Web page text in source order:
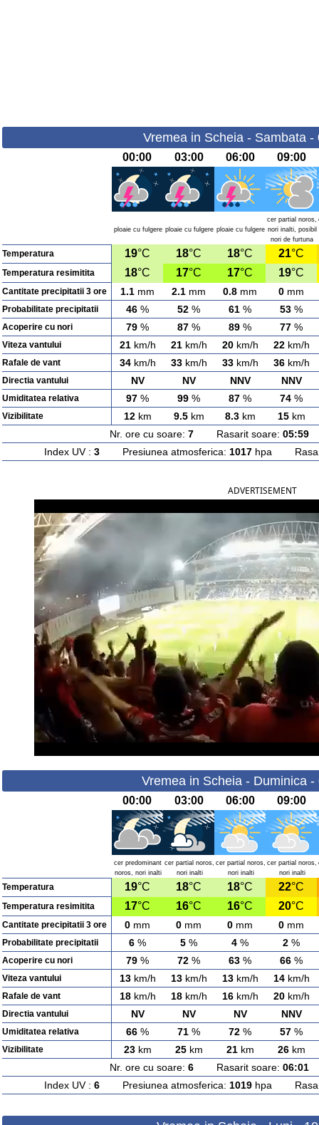
Vremea in Scheia - Sambata -
00:00 03:00 06:00 09:00
ploaie cu fulgere ploaie cu fulgere ploaie cu fulgere
cer partial noros,
nori inalti, posibil
nori de furtuna
Temperatura 19°C 18°C 18°C 21°C
Temperatura resimitita 18°C 17°C 17°C 19°C
Cantitate precipitatii 3 ore 1.1 mm 2.1 mm 0.8 mm 0 mm
Probabilitate precipitatii 46 % 52 % 61 % 53 %
Acoperire cu nori 79 % 87 % 89 % 77 %
Viteza vantului 21km/h 21km/h 20km/h 22km/h
Rafale de vant 34km/h 33km/h 33km/h 36km/h
Directia vantului NV NV NNV NNV
Umiditatea relativa 97 % 99 % 87 % 74 %
Vizibilitate 12km 9.5km 8.3km 15km
Nr. ore cu soare: 7Rasarit soare: 05:59
Index UV : 3Presiunea atmosferica: 1017hpa
ADVERTISEMENT
Vremea in Scheia - Duminica -
00:00 03:00 06:00 09:00
cer predominant
noros, nori inalti
cer partial noros,
nori inalti
cer partial noros,
nori inalti
cer partial noros,
nori inalti
Temperatura 19°C 18°C 18°C 22°C
Temperatura resimitita 17°C 16°C 16°C 20°C
Cantitate precipitatii 3 ore 0 mm 0 mm 0 mm 0 mm
Probabilitate precipitatii 6 % 5 % 4 % 2 %
Acoperire cu nori 79 % 72 % 63 % 66 %
Viteza vantului 13km/h 13km/h 13km/h 14km/h
Rafale de vant 18km/h 18km/h 16km/h 20km/h
Directia vantului NV NV NV NNV
Umiditatea relativa 66 % 71 % 72 % 57 %
Vizibilitate 23km 25km 21km 26km
Nr. ore cu soare: 6Rasarit soare: 06:01
Index UV : 6Presiunea atmosferica: 1019hpa